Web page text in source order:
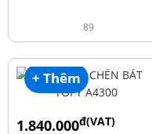
89
+ Thêm
1.840.000đ(VAT)